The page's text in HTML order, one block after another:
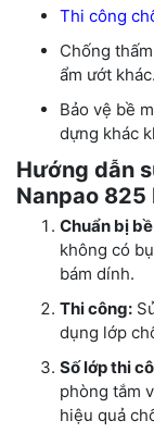
Thi công
Chống
ẩm ướt khác.
Bảo vệ bề
dựng khác
Hướng dẫn
Nanpao 825
Chuẩn bị
không có
bám dính.
Thi công:
dụng lớp
Số lớp thi
phòng tắm
hiệu quả